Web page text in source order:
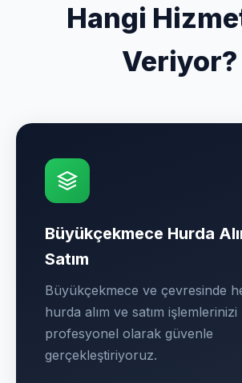
Hangi
Veriyor?
Büyükçekmece Hurda
Satım
Büyükçekmece ve çevresinde
hurda alım ve satım işlemlerinizi
profesyonel olarak güvenle
gerçekleştiriyoruz.